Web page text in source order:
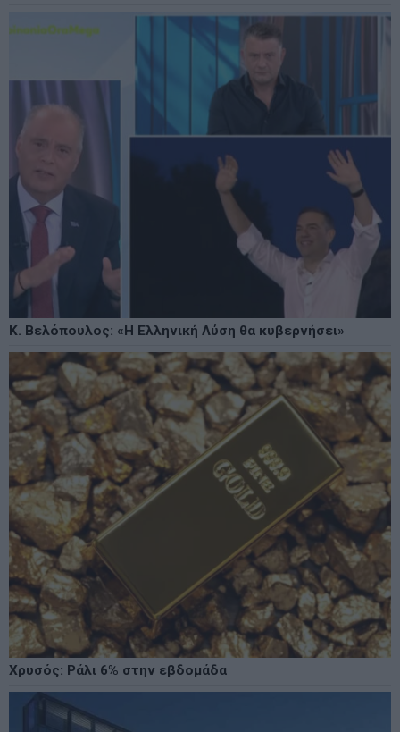
Κ. Βελόπουλος: «Η Ελληνική Λύση θα κυβερνήσει»
Χρυσός: Ράλι 6% στην εβδομάδα